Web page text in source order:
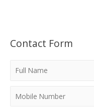
Contact Form